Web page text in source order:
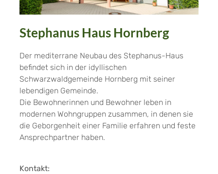
Stephanus Haus Hornberg
Der mediterrane Neubau des Stephanus-Haus
befindet sich in der idyllischen
Schwarzwaldgemeinde Hornberg mit seiner
lebendigen Gemeinde.
Die Bewohnerinnen und Bewohner leben in
modernen Wohngruppen zusammen, in denen sie
die Geborgenheit einer Familie erfahren und feste
Ansprechpartner haben.
Kontakt: